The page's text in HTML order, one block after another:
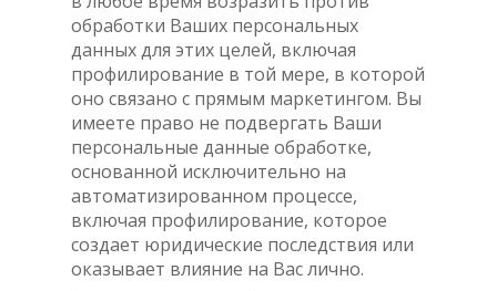
обработки Ваших персональных
данных для этих целей, включая
профилирование в той мере, в которой
оно связано с прямым маркетингом. Вы
имеете право не подвергать Ваши
персональные данные обработке,
основанной исключительно на
автоматизированном процессе,
включая профилирование, которое
создает юридические последствия или
оказывает влияние на Вас лично.